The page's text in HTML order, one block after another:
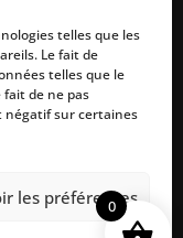
telles que les
Le fait de
telles que le
de ne pas
sur certaines
les préférences
CONSALVO|
0